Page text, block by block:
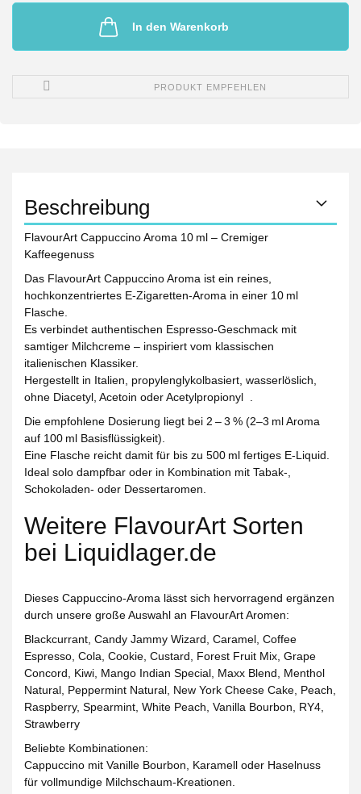
In den Warenkorb
PRODUKT EMPFEHLEN
Beschreibung
FlavourArt Cappuccino Aroma 10 ml – Cremiger
Kaffeegenuss
Das FlavourArt Cappuccino Aroma ist ein reines,
hochkonzentriertes E‑Zigaretten-Aroma in einer 10 ml
Flasche.
Es verbindet authentischen Espresso-Geschmack mit
samtiger Milchcreme – inspiriert vom klassischen
italienischen Klassiker.
Hergestellt in Italien, propylenglykolbasiert, wasserlöslich,
ohne Diacetyl, Acetoin oder Acetylpropionyl
Die empfohlene Dosierung liegt bei 2 – 3 % (2–3 ml Aroma
auf 100 ml Basisflüssigkeit).
Eine Flasche reicht damit für bis zu 500 ml fertiges E‑Liquid
Ideal solo dampfbar oder in Kombination mit Tabak-,
Schokoladen- oder Dessertaromen.
Weitere FlavourArt Sorten
bei Liquidlager.de
Dieses Cappuccino-Aroma lässt sich hervorragend ergänzen
durch unsere große Auswahl an FlavourArt Aromen:
Blackcurrant, Candy Jammy Wizard, Caramel, Coffee
Espresso, Cola, Cookie, Custard, Forest Fruit Mix, Grape
Concord, Kiwi, Mango Indian Special, Maxx Blend, Menthol
Natural, Peppermint Natural, New York Cheese Cake, Peach,
Raspberry, Spearmint, White Peach, Vanilla Bourbon, RY4,
Strawberry
Beliebte Kombinationen:
Cappuccino mit Vanille Bourbon, Karamell oder Haselnuss
für vollmundige Milchschaum-Kreationen.